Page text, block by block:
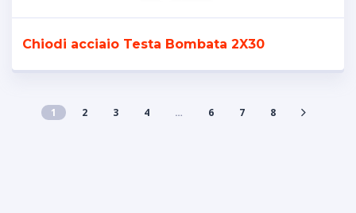
Chiodi acciaio Testa Bombata 2X30
1 2 3 4 … 6 7 8